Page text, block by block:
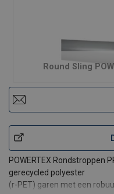
Round Sling
POWERTEX Rondstroppen
gerecycled polyester
(r-PET) garen met een